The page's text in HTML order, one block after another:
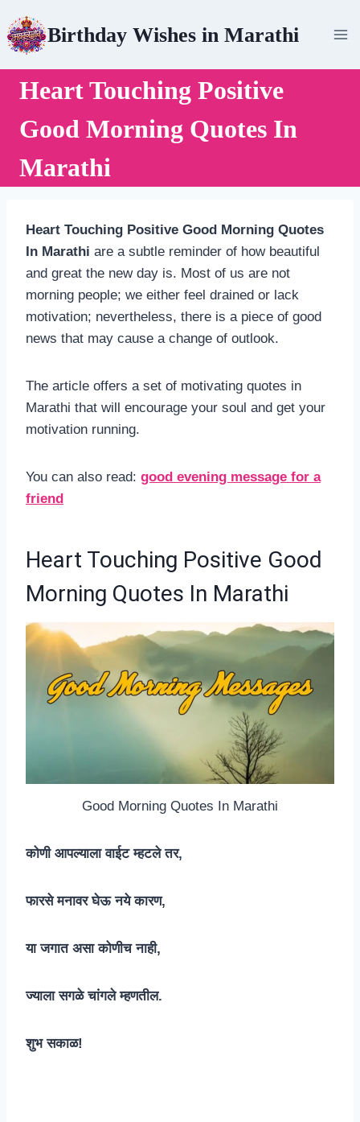
to
content
Birthday Wishes in Marathi
Heart Touching Positive
Good Morning Quotes In
Marathi
Heart Touching Positive Good Morning Quotes
In Marathi are a subtle reminder of how beautiful
and great the new day is. Most of us are not
morning people; we either feel drained or lack
motivation; nevertheless, there is a piece of good
news that may cause a change of outlook.
The article offers a set of motivating quotes in
Marathi that will encourage your soul and get your
motivation running.
You can also read: good evening message for a
friend
Heart Touching Positive Good
Morning Quotes In Marathi
Good Morning Quotes In Marathi
कोणी आपल्याला वाईट म्हटले तर,
फारसे मनावर घेऊ नये कारण,
या जगात असा कोणीच नाही,
ज्याला सगळे चांगले म्हणतील.
शुभ सकाळ!